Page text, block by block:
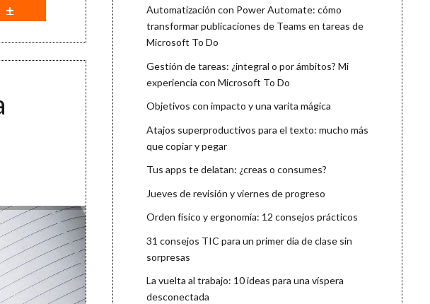
Automatización con Power Automate: cómo
transformar publicaciones de Teams en tareas de
Microsoft To Do
Gestión de tareas: ¿integral o por ámbitos? Mi
experiencia con Microsoft To Do
Objetivos con impacto y una varita mágica
Atajos superproductivos para el texto: mucho más
que copiar y pegar
Tus apps te delatan: ¿creas o consumes?
Jueves de revisión y viernes de progreso
Orden físico y ergonomía: 12 consejos prácticos
31 consejos TIC para un primer día de clase sin
sorpresas
La vuelta al trabajo: 10 ideas para una víspera
desconectada